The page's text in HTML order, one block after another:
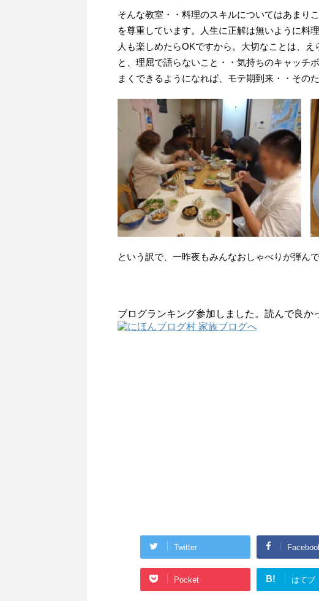
そんな教室・・料理のスキルについてはあまり
を尊重しています。人生に正解は無いように料
人も楽しめたらOKですから。大切なことは、
と、理屈で語らないこと・・気持ちのキャッチ
まくできるようになれば、モテ期到来・・その
という訳で、一昨夜もみんなおしゃべりが弾ん
ブログランキング参加しました。読んで良か
Twitter
Pocket B! はてブ